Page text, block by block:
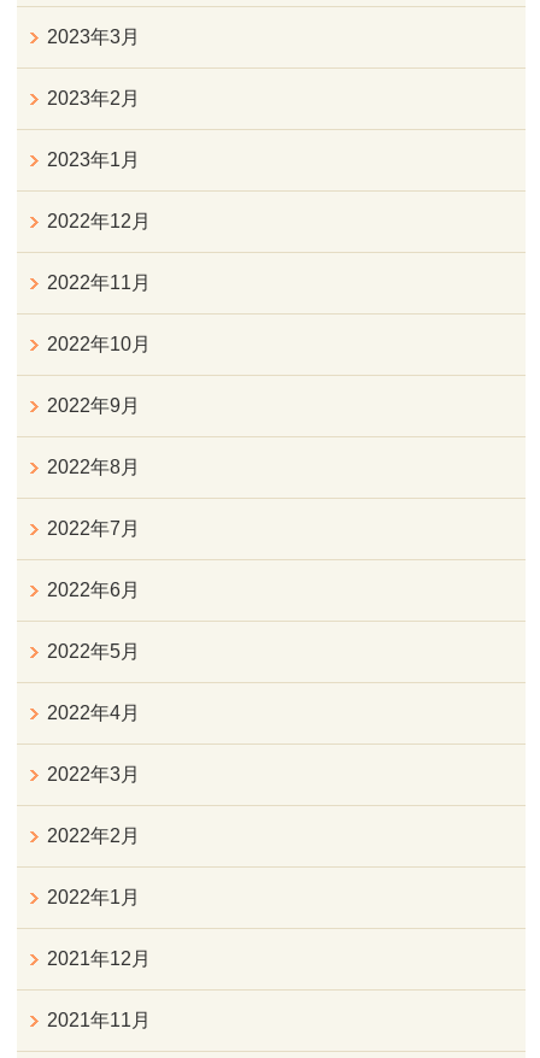
2023年3月
2023年2月
2023年1月
2022年12月
2022年11月
2022年10月
2022年9月
2022年8月
2022年7月
2022年6月
2022年5月
2022年4月
2022年3月
2022年2月
2022年1月
2021年12月
2021年11月